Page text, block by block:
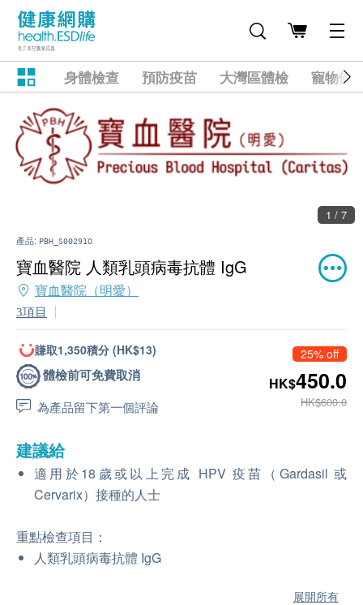
身體檢查 預防疫苗 大灣區體檢 寵物健
1 / 7
產品: PBH_S00291O
寶血醫院 人類乳頭病毒抗體 IgG
寶血醫院（明愛）
3項目
賺取1,350積分 (HK$13)
體檢前可免費取消
為產品留下第一個評論
25% off
HK$450.0
HK$600.0
建議給
適用於18歲或以上完成 HPV 疫苗（Gardasil 或
Cervarix）接種的人士
重點檢查項目：
人類乳頭病毒抗體 IgG
展開所有